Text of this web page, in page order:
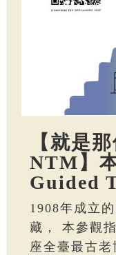
【就是
NTM】
Guided
1908年成立
藏， 本參觀
座全臺最古